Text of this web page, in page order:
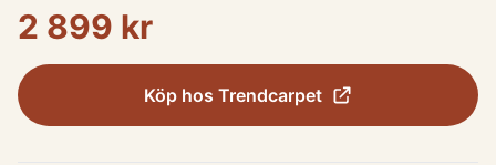
2 899 kr
Köp hos Trendcarpet